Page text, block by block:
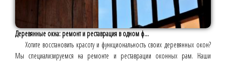
Деревянные окна: ремонт и реставрация в одном ф...
Хотите восстановить красоту и функциональность своих деревянных окон?
Мы специализируемся на ремонте и реставрации оконных рам. Наши